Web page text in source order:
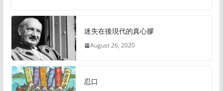
迷失在後現代的真心膠
August 26, 2020
忍口